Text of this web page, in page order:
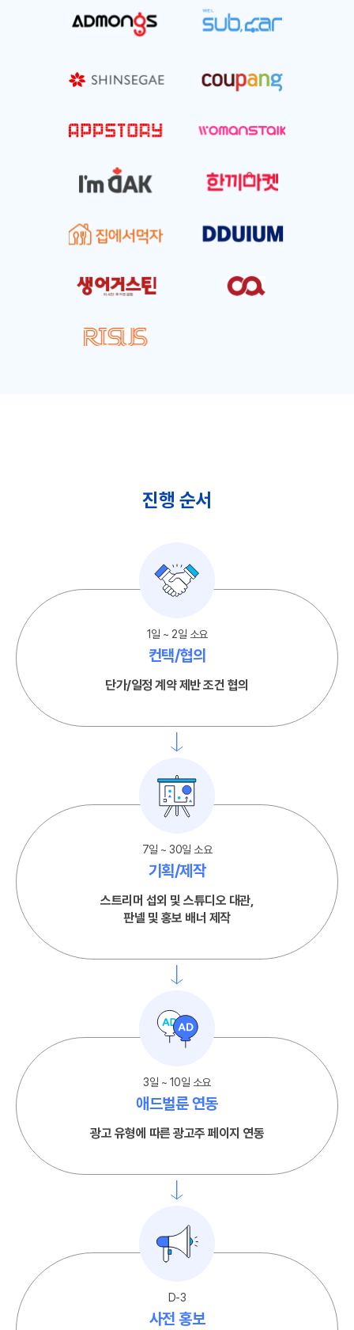
진행 순서
컨택/협의
1일 ~ 2일 소요
단가/일정 계약 제반 조건 협의
기획/제작
7일 ~ 30일 소요
스트리머 섭외 및 스튜디오 대관,
판넬 및 홍보 배너 제작
애드벌룬 연동
3일 ~ 10일 소요
광고 유형에 따른 광고주 페이지 연동
사전 홍보
D-3